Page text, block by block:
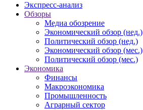
Экспресс-анализ
Обзоры
Медиа обозрение
Экономический обзор (нед.)
Политический обзор (нед.)
Экономический обзор (мес.)
Политический обзор (мес.)
Экономика
Финансы
Макроэкономика
Промышленность
Аграрный сектор